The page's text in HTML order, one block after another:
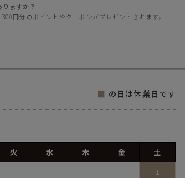
ますか？
円分のポイントやクーポンがプレゼントされます。
■ の日は休業日です
火 水 木 金
土
1